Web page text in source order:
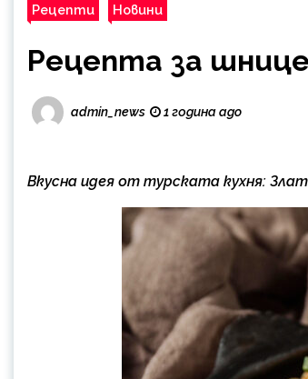
Рецепти Новини
Рецепта за
admin_news 1 година ago
Вкусна идея от турската кухня: